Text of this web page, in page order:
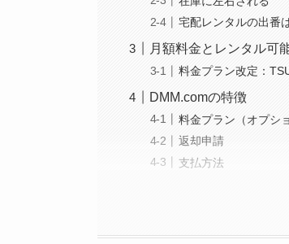
宅配レンタルの出番
月額料金とレンタル可
料金プラン改定：
DMM.comの特徴
料金プラン（オプシ
返却申請
支払方法